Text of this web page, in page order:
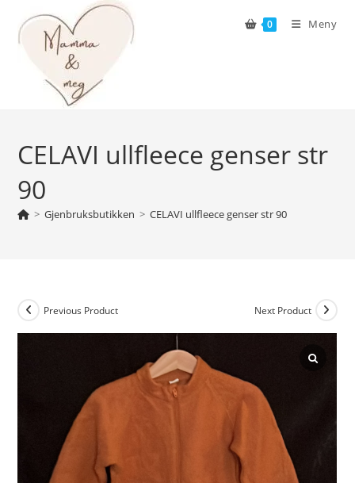
content
0 Meny
CELAVI ullfleece genser str
90
> Gjenbruksbutikken > CELAVI ullfleece genser str 90
Previous Product Next Product